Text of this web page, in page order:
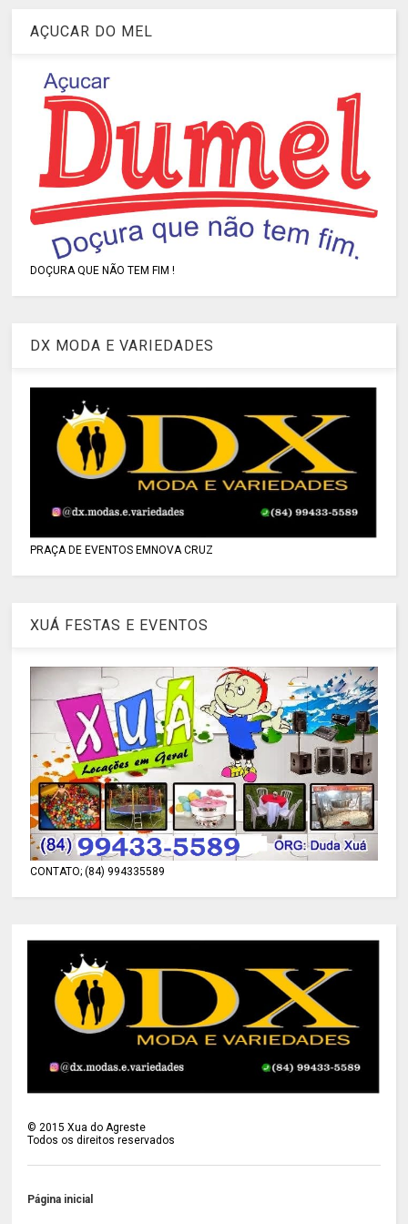
AÇUCAR DO MEL
DOÇURA QUE NÃO TEM FIM !
DX MODA E VARIEDADES
PRAÇA DE EVENTOS EMNOVA CRUZ
XUÁ FESTAS E EVENTOS
CONTATO; (84) 994335589
©2015 Xua do Agreste
Todos os direitos reservados
Página inicial